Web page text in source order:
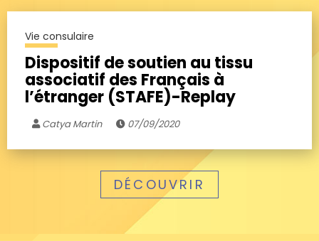
Vie consulaire
Dispositif de soutien au tissu
associatif des Français à
l’étranger (STAFE)-Replay
Catya Martin 07/09/2020
DÉCOUVRIR